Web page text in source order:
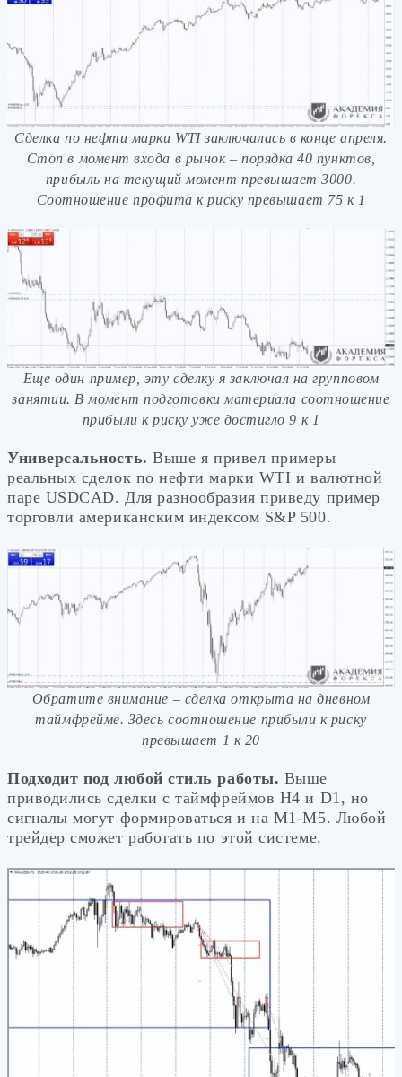
Сделка по нефти марки WTI заключалась в конце апреля.
Стоп в момент входа в рынок – порядка 40 пунктов,
прибыль на текущий момент превышает 3000.
Соотношение профита к риску превышает 75 к 1
Еще один пример, эту сделку я заключал на групповом
занятии. В момент подготовки материала соотношение
прибыли к риску уже достигло 9 к 1
Универсальность. Выше я привел примеры
реальных сделок по нефти марки WTI и валютной
паре USDCAD. Для разнообразия приведу пример
торговли американским индексом S&P 500.
Обратите внимание – сделка открыта на дневном
таймфрейме. Здесь соотношение прибыли к риску
превышает 1 к 20
Подходит под любой стиль работы. Выше
приводились сделки с таймфреймов H4 и D1, но
сигналы могут формироваться и на М1-М5. Любой
трейдер сможет работать по этой системе.